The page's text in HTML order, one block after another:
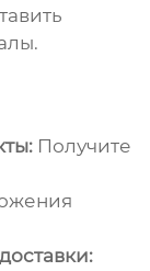
Получите